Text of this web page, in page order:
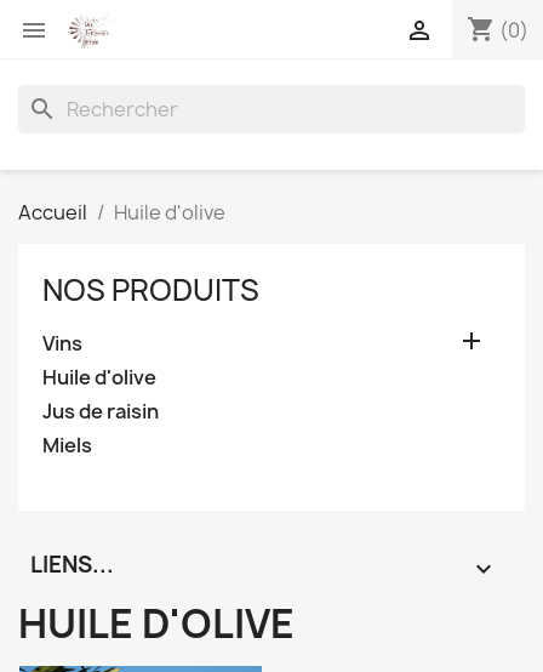
 shopping_cart (0)

search
Accueil Huile d'olive
NOS PRODUITS
Vins 
Huile d'olive
Jus de raisin
Miels
LIENS... 
HUILE D'OLIVE